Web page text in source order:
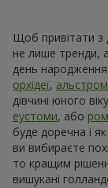
Щоб привітати
не лише тренди,
день народження
орхідеї,
дівчині юного
еустоми, або
буде доречна і як
ви вибираєте
то кращим
вишукані